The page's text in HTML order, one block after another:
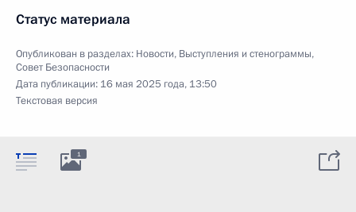
Статус материала
Опубликован в разделах: Новости, Выступления и стенограммы,
Совет Безопасности
Дата публикации: 16 мая 2025 года, 13:50
Текстовая версия
1